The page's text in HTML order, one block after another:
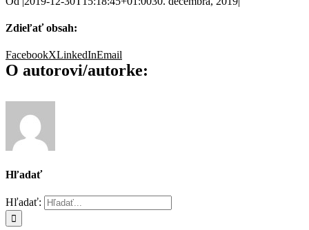
Zdieľať obsah:
FacebookXLinkedInEmail
O autorovi/autorke:
Hľadať
Hľadať: